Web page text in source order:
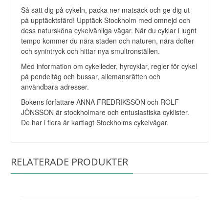
Så sätt dig på cykeln, packa ner matsäck och ge dig ut
på upptäcktsfärd! Upptäck Stockholm med omnejd och
dess natursköna cykelvänliga vägar. När du cyklar i lugnt
tempo kommer du nära staden och naturen, nära dofter
och synintryck och hittar nya smultronställen.
Med information om cykelleder, hyrcyklar, regler för cykel
på pendeltåg och bussar, allemansrätten och
användbara adresser.
Bokens författare ANNA FREDRIKSSON och ROLF
JÖNSSON är stockholmare och entusiastiska cyklister.
De har i flera år kartlagt Stockholms cykelvägar.
RELATERADE PRODUKTER